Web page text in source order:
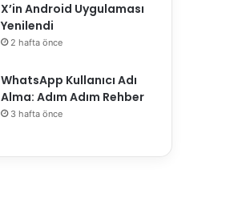
X’in Android Uygulaması
Yenilendi
2 hafta önce
WhatsApp Kullanıcı Adı
Alma: Adım Adım Rehber
3 hafta önce